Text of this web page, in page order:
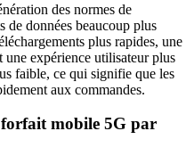
des normes de
de données beaucoup plus
plus rapides, une
expérience utilisateur plus
faible, ce qui signifie que les
aux commandes.
forfait mobile 5G par